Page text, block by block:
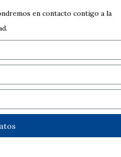
en contacto contigo a la